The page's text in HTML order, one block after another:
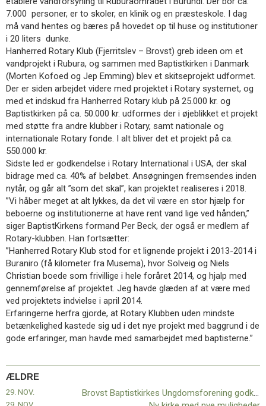
6.0:
Mission
7.0:
Om
BaptistKirken
8.0:
Kontakt
9.0:
Forside
10.0:
Nyheder
11.0:
Kalender
12.0:
Inspiration
13.0:
Værktøjskassen
14.0:
Mission
15.0:
Om
BaptistKirken
16.0:
Kontakt
Næste
indlæg:
Giv
en
gave
dit
barns
historielærer!Forrige
indlæg:
Brovst
Baptistkirkes
Ungdomsforening
7.000 personer, er to skoler, en klinik og en præsteskole. I dag
må vand hentes og bæres på hovedet op til huse og institutioner
i 20 liters dunke.
Hanherred Rotary Klub (Fjerritslev – Brovst) greb ideen om et
vandprojekt i Rubura, og sammen med Baptistkirken i Danmark
(Morten Kofoed og Jep Emming) blev et skitseprojekt udformet.
Der er siden arbejdet videre med projektet i Rotary systemet, og
med et indskud fra Hanherred Rotary klub på 25.000 kr. og
Baptistkirken på ca. 50.000 kr. udformes der i øjeblikket et projekt
med støtte fra andre klubber i Rotary, samt nationale og
internationale Rotary fonde. I alt bliver det et projekt på ca.
550.000 kr.
Sidste led er godkendelse i Rotary International i USA, der skal
bidrage med ca. 40% af beløbet. Ansøgningen fremsendes inden
nytår, og går alt ”som det skal”, kan projektet realiseres i 2018.
”Vi håber meget at alt lykkes, da det vil være en stor hjælp for
beboerne og institutionerne at have rent vand lige ved hånden,”
siger BaptistKirkens formand Per Beck, der også er medlem af
Rotary-klubben. Han fortsætter:
”Hanherred Rotary Klub stod for et lignende projekt i 2013-2014 i
Buraniro (få kilometer fra Musema), hvor Solveig og Niels
Christian boede som frivillige i hele foråret 2014, og hjalp med
gennemførelse af projektet. Jeg havde glæden af at være med
ved projektets indvielse i april 2014.
Erfaringerne herfra gjorde, at Rotary Klubben uden mindste
betænkelighed kastede sig ud i det nye projekt med baggrund i de
gode erfaringer, man havde med samarbejdet med baptisterne.”
ÆLDRE
29. NOV. Brovst Baptistkirkes Ungdomsforening godkendt